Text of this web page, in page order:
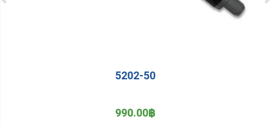
5202-50
990.00฿